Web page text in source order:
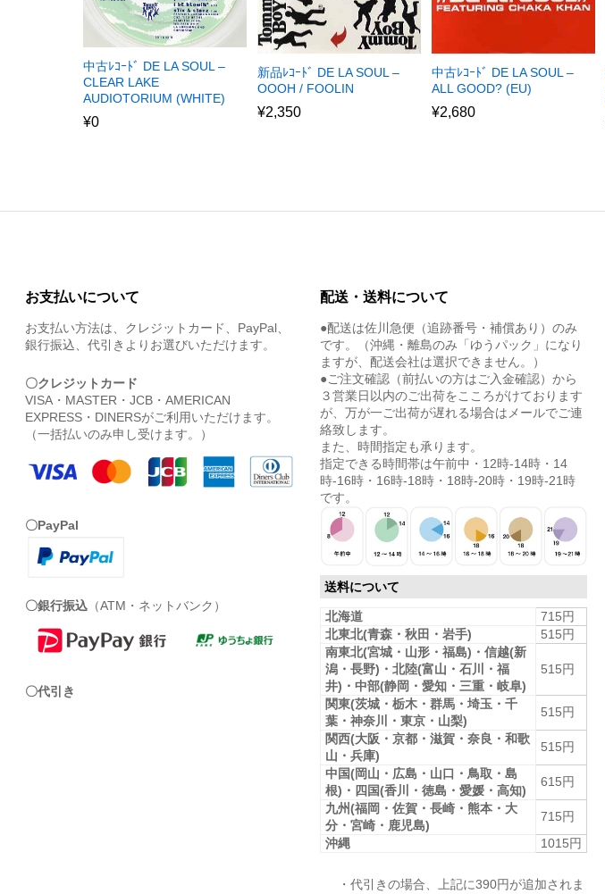
中古ﾚｺｰﾄﾞ DE LA SOUL –
CLEAR LAKE
AUDIOTORIUM (WHITE)
¥0
新品ﾚｺｰﾄﾞ DE LA SOUL –
OOOH / FOOLIN
¥2,350
中古ﾚｺｰﾄﾞ DE LA SOUL –
ALL GOOD? (EU)
¥2,680
お支払いについて
お支払い方法は、クレジットカード、PayPal、
銀行振込、代引きよりお選びいただけます。
〇クレジットカード
VISA・MASTER・JCB・AMERICAN
EXPRESS・DINERSがご利用いただけます。
（一括払いのみ申し受けます。）
〇PayPal
〇銀行振込 （ATM・ネットバンク）
〇代引き
配送・送料について
●配送は佐川急便（追跡番号・補償あり）のみ
です。（沖縄・離島のみ「ゆうパック」になり
ますが、配送会社は選択できません。）
●ご注文確認（前払いの方はご入金確認）から
３営業日以内のご出荷をこころがけております
が、万が一ご出荷が遅れる場合はメールでご連
絡致します。
また、時間指定も承ります。
指定できる時間帯は午前中・12時-14時・14
時-16時・16時-18時・18時-20時・19時-21時
です。
送料について
北海道
715円
北東北(青森・秋田・岩手)
515円
南東北(宮城・山形・福島)・信越(新
潟・長野)・北陸(富山・石川・福
井)・中部(静岡・愛知・三重・岐阜)
515円
関東(茨城・栃木・群馬・埼玉・千
葉・神奈川・東京・山梨)
515円
関西(大阪・京都・滋賀・奈良・和歌
山・兵庫)
515円
中国(岡山・広島・山口・鳥取・島
根)・四国(香川・徳島・愛媛・高知)
615円
九州(福岡・佐賀・長崎・熊本・大
分・宮崎・鹿児島)
715円
沖縄
1015円
・代引きの場合、上記に390円が追加されま